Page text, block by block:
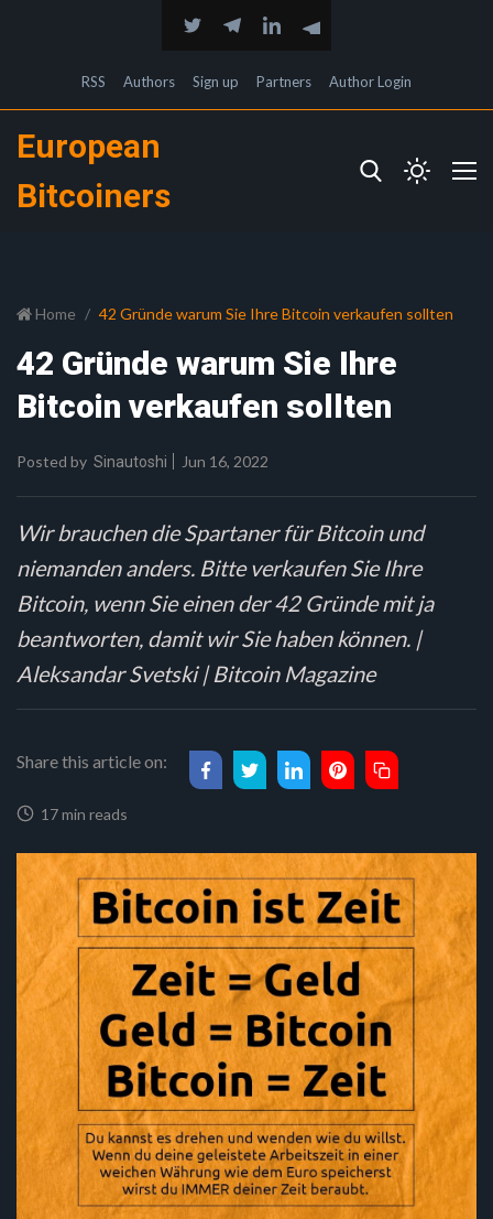
RSS Authors Sign up Partners Author Login
European
Bitcoiners
Home 42 Gründe warum Sie Ihre Bitcoin verkaufen sollten
42 Gründe warum Sie Ihre
Bitcoin verkaufen sollten
Posted by Sinautoshi Jun 16, 2022
Wir brauchen die Spartaner für Bitcoin und
niemanden anders. Bitte verkaufen Sie Ihre
Bitcoin, wenn Sie einen der 42 Gründe mit ja
beantworten, damit wir Sie haben können. |
Aleksandar Svetski | Bitcoin Magazine
Share this article on:
17 min reads